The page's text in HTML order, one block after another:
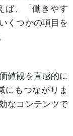
ば、「働きやす
くつかの項目を
値観を直感的に
にもつながりま
なコンテンツで